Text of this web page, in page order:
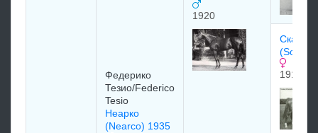
Федерико
Тезио/Federico
Tesio
Неарко
(Nearco) 1935
1920
Cкaпa
(Scapa
1914